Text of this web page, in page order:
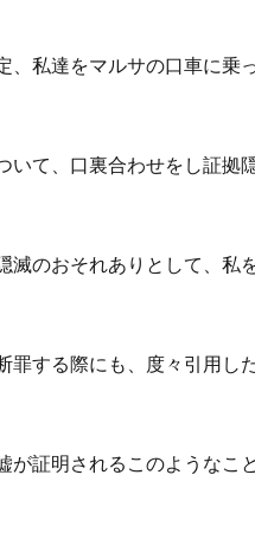
私達をマルサの口車に乗
いて、口裏合わせをし証拠
滅のおそれありとして、私
する際にも、度々引用した
証明されるこのようなこ